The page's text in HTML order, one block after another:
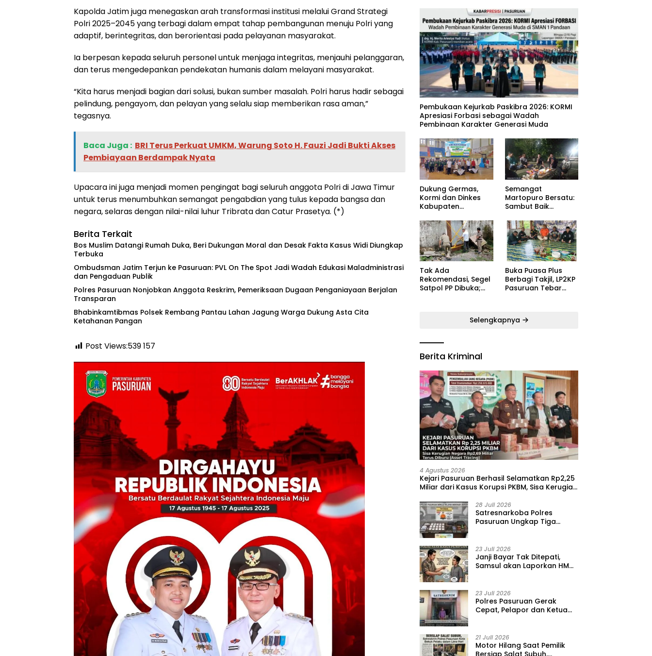
Kapolda Jatim juga menegaskan arah transformasi institusi melalui Grand Strategi
Polri 2025–2045 yang terbagi dalam empat tahap pembangunan menuju Polri yang
adaptif, berintegritas, dan berorientasi pada pelayanan masyarakat.
Ia berpesan kepada seluruh personel untuk menjaga integritas, menjauhi pelanggaran,
dan terus mengedepankan pendekatan humanis dalam melayani masyarakat.
“Kita harus menjadi bagian dari solusi, bukan sumber masalah. Polri harus hadir sebagai
pelindung, pengayom, dan pelayan yang selalu siap memberikan rasa aman,”
tegasnya.
Baca Juga : BRI Terus Perkuat UMKM, Warung Soto H. Fauzi Jadi Bukti Akses
Pembiayaan Berdampak Nyata
Upacara ini juga menjadi momen pengingat bagi seluruh anggota Polri di Jawa Timur
untuk terus menumbuhkan semangat pengabdian yang tulus kepada bangsa dan
negara, selaras dengan nilai-nilai luhur Tribrata dan Catur Prasetya. (*)
Berita Terkait
‎Bos Muslim Datangi Rumah Duka, Beri Dukungan Moral dan Desak Fakta Kasus Widi Diungkap
Terbuka
‎Ombudsman Jatim Terjun ke Pasuruan: PVL On The Spot Jadi Wadah Edukasi Maladministrasi
dan Pengaduan Publik
‎Polres Pasuruan Nonjobkan Anggota Reskrim, Pemeriksaan Dugaan Penganiayaan Berjalan
Transparan
Bhabinkamtibmas Polsek Rembang Pantau Lahan Jagung Warga Dukung Asta Cita
Ketahanan Pangan
Post Views:539157
‎Pembukaan Kejurkab Paskibra 2026: KORMI
Apresiasi Forbasi sebagai Wadah
Pembinaan Karakter Generasi Muda
Dukung Germas,
Kormi dan Dinkes
Kabupaten
Kebugaran
Masyarakat
Semangat
Martopuro Bersatu:
Sambut Baik
Kecamatan Satu
Pelatih Demi
Kebangkitan
Persekabpas
‎Tak Ada
Rekomendasi, Segel
Satpol PP Dibuka;
‎Buka Puasa Plus
Berbagi Takjil, LP2KP
Pasuruan Tebar
Selengkapnya
Berita Kriminal
4 Agustus 2026
Kejari Pasuruan Berhasil Selamatkan Rp2,25
Miliar dari Kasus Korupsi PKBM, Sisa Kerugian
28 Juli 2026
‎Satresnarkoba Polres
Pasuruan Ungkap Tiga
23 Juli 2026
‎Janji Bayar Tak Ditepati,
Samsul akan Laporkan HMD
23 Juli 2026
‎Polres Pasuruan Gerak
Cepat, Pelapor dan Ketua
Pasar Desa Randupitu ‎
21 Juli 2026
‎Motor Hilang Saat Pemilik
Bersiap Salat Subuh,